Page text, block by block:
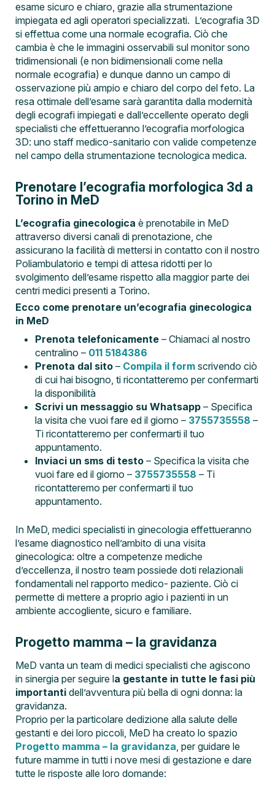
esame sicuro e chiaro, grazie alla strumentazione
impiegata ed agli operatori specializzati. L’ecografia 3D
si effettua come una normale ecografia. Ciò che
cambia è che le immagini osservabili sul monitor sono
tridimensionali (e non bidimensionali come nella
normale ecografia) e dunque danno un campo di
osservazione più ampio e chiaro del corpo del feto. La
resa ottimale dell’esame sarà garantita dalla modernità
degli ecografi impiegati e dall’eccellente operato degli
specialisti che effettueranno l’ecografia morfologica
3D: uno staff medico-sanitario con valide competenze
nel campo della strumentazione tecnologica medica.
Prenotare l’ecografia morfologica 3d a
Torino in MeD
L’ecografia ginecologica è prenotabile in MeD
attraverso diversi canali di prenotazione, che
assicurano la facilità di mettersi in contatto con il nostro
Poliambulatorio e tempi di attesa ridotti per lo
svolgimento dell’esame rispetto alla maggior parte dei
centri medici presenti a Torino.
Ecco come prenotare un’ecografia ginecologica
in MeD
Prenota telefonicamente – Chiamaci al nostro
centralino – 011 5184386
Prenota dal sito – Compila il form scrivendo ciò
di cui hai bisogno, ti ricontatteremo per confermarti
la disponibilità
Scrivi un messaggio su Whatsapp – Specifica
la visita che vuoi fare ed il giorno – 3755735558 –
Ti ricontatteremo per confermarti il tuo
appuntamento.
Inviaci un sms di testo – Specifica la visita che
vuoi fare ed il giorno – 3755735558 – Ti
ricontatteremo per confermarti il tuo
appuntamento.
In MeD, medici specialisti in ginecologia effettueranno
l’esame diagnostico nell’ambito di una visita
ginecologica: oltre a competenze mediche
d’eccellenza, il nostro team possiede doti relazionali
fondamentali nel rapporto medico- paziente. Ciò ci
permette di mettere a proprio agio i pazienti in un
ambiente accogliente, sicuro e familiare.
Progetto mamma – la gravidanza
MeD vanta un team di medici specialisti che agiscono
in sinergia per seguire la gestante in tutte le fasi più
importanti dell’avventura più bella di ogni donna: la
gravidanza.
Proprio per la particolare dedizione alla salute delle
gestanti e dei loro piccoli, MeD ha creato lo spazio
Progetto mamma – la gravidanza, per guidare le
future mamme in tutti i nove mesi di gestazione e dare
tutte le risposte alle loro domande: